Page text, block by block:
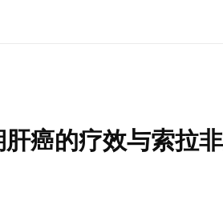
癌的疗效与索拉